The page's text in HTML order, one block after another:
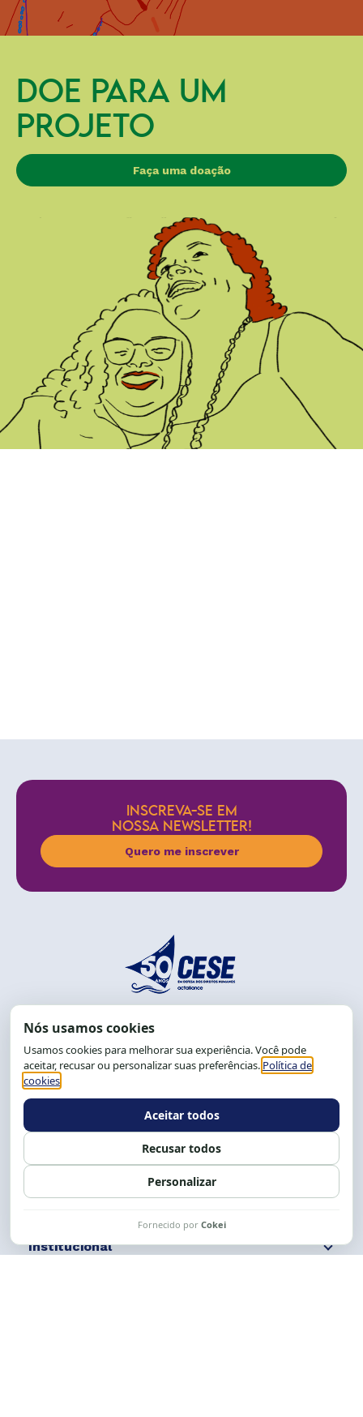
DOE PARA UM
PROJETO
Faça uma doação
INSCREVA-SE EM
NOSSA NEWSLETTER!
Quero me inscrever
End.: R. da Graça, 150. Graça
CEP: 40.150-055
Salvador-BA, Brasil.
Tel.: (71) 2104-5457, Cel.: (71) 9 9239-2104 ou 2105
Expediente: 8h às 12h e 13 às 17h.
Siga nossas redes Fale conosco
Institucional